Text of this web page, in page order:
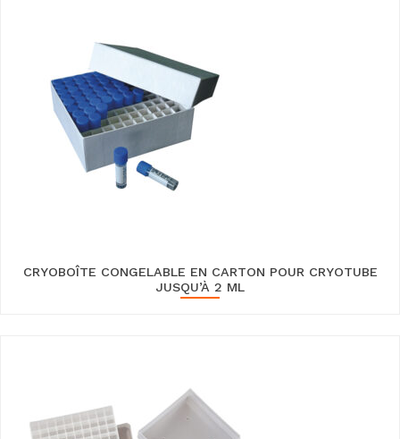
CRYOBOÎTE CONGELABLE EN CARTON POUR CRYOTUBE
JUSQU’À 2 ML